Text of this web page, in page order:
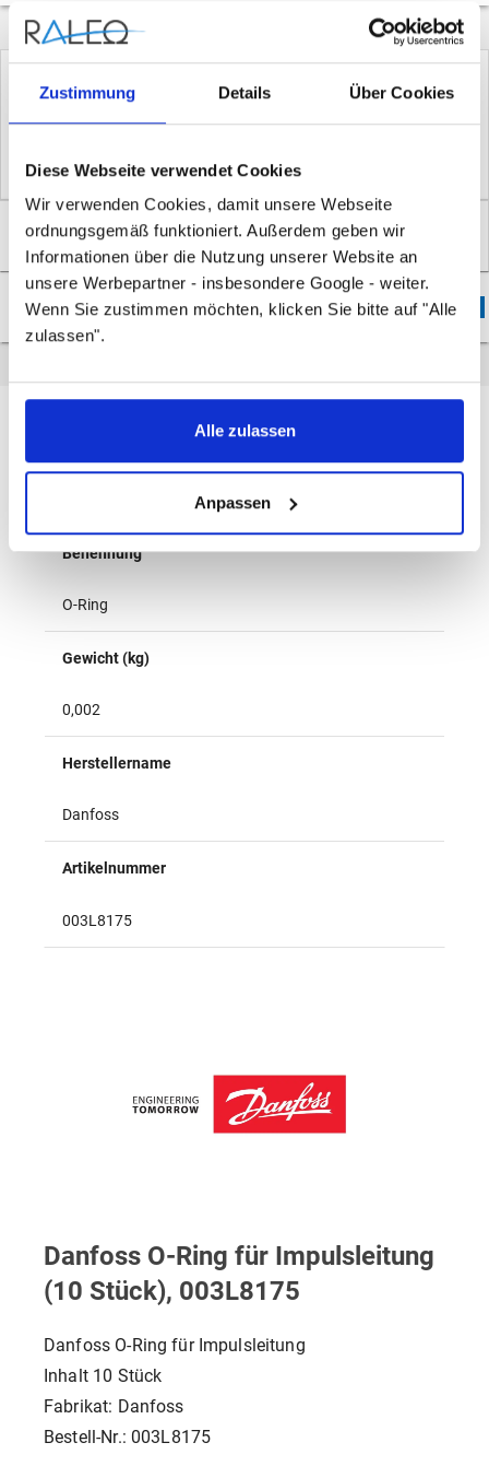
Zustimmung Details Über Cookies
Diese Webseite verwendet Cookies
Wir verwenden Cookies, damit unsere Webseite
ordnungsgemäß funktioniert. Außerdem geben wir
Informationen über die Nutzung unserer Website an
unsere Werbepartner - insbesondere Google - weiter.
Wenn Sie zustimmen möchten, klicken Sie bitte auf "Alle
zulassen".
Alle zulassen
Anpassen
Artikel-Nr.: 003L8175
EAN: 5702421603000
Überblick
Downloads
Überblick
für ASV-P/ PV/ I/ M, VPE= 10 Stück
Benennung
O-Ring
Gewicht (kg)
0,002
Herstellername
Danfoss
Artikelnummer
003L8175
Danfoss O-Ring für Impulsleitung
(10 Stück), 003L8175
Danfoss O-Ring für Impulsleitung
Inhalt 10 Stück
Fabrikat: Danfoss
Bestell-Nr.: 003L8175